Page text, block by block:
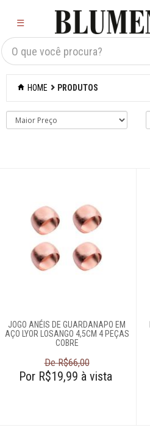
☰
Criar Lista×
Organização
Eletros
Móveis
Decoração
Pesquisar Lista
HOME PRODUTOS
JOGO ANÉIS DE GUARDANAPO EM
AÇO LYOR LOSANGO 4,5CM 4 PEÇAS
COBRE
De R$66,00
Por R$19,99 à vista